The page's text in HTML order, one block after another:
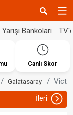
Bankoları
Canlı Skor
Galatasaray
İleri